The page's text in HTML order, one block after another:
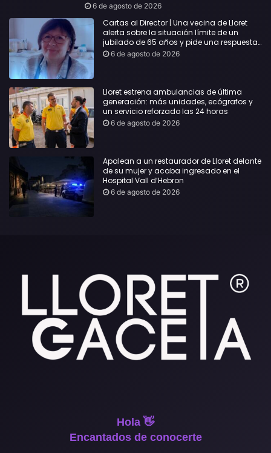
6 de agosto de 2026
Cartas al Director | Una vecina de Lloret
alerta sobre la situación límite de un
jubilado de 65 años y pide una respuesta
urgente
6 de agosto de 2026
Lloret estrena ambulancias de última
generación: más unidades, ecógrafos y
un servicio reforzado las 24 horas
6 de agosto de 2026
Apalean a un restaurador de Lloret delante
de su mujer y acaba ingresado en el
Hospital Vall d’Hebron
6 de agosto de 2026
Hola 👋
Encantados de conocerte